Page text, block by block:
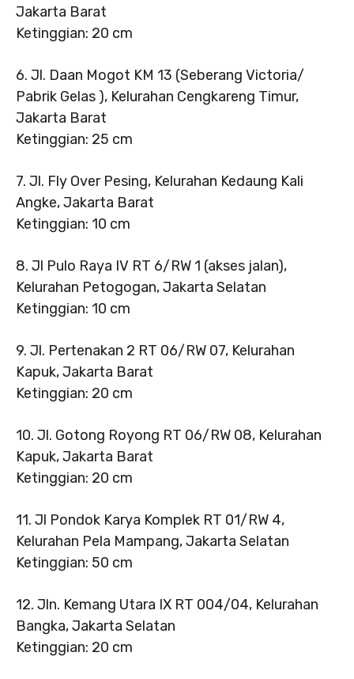
Jakarta Barat
Ketinggian: 20 cm
6. Jl. Daan Mogot KM 13 (Seberang Victoria/
Pabrik Gelas ), Kelurahan Cengkareng Timur,
Jakarta Barat
Ketinggian: 25 cm
7. Jl. Fly Over Pesing, Kelurahan Kedaung Kali
Angke, Jakarta Barat
Ketinggian: 10 cm
8. Jl Pulo Raya IV RT 6/RW 1 (akses jalan),
Kelurahan Petogogan, Jakarta Selatan
Ketinggian: 10 cm
9. Jl. Pertenakan 2 RT 06/RW 07, Kelurahan
Kapuk, Jakarta Barat
Ketinggian: 20 cm
10. Jl. Gotong Royong RT 06/RW 08, Kelurahan
Kapuk, Jakarta Barat
Ketinggian: 20 cm
11. Jl Pondok Karya Komplek RT 01/RW 4,
Kelurahan Pela Mampang, Jakarta Selatan
Ketinggian: 50 cm
12. Jln. Kemang Utara IX RT 004/04, Kelurahan
Bangka, Jakarta Selatan
Ketinggian: 20 cm